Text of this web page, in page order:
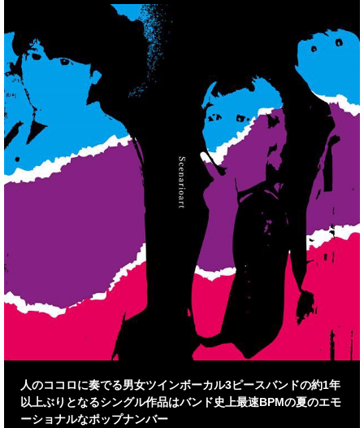
人のココロに奏でる男女ツインボーカル3ピースバンドの約1年
以上ぶりとなるシングル作品はバンド史上最速BPMの夏のエモ
ーショナルなポップナンバー